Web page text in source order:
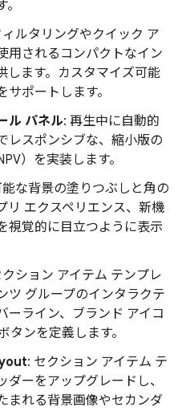
ルタリングやクイック ア
用されるコンパクトなイン
します。カスタマイズ可能
ポートします。
ル パネル: 再生中に自動的
レスポンシブな、縮小版の
）を実装します。
な背景の塗りつぶしと角の
リ エクスペリエンス、新機
視覚的に目立つように表示
クション アイテム テンプレ
ツ グループのインタラクテ
ーライン、ブランド アイコ
タンを定義します。
: セクション アイテム テ
ダーをアップグレードし、
まれる背景画像やセカンダ